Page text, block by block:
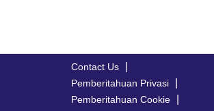
Contact Us
Pemberitahuan Privasi
Pemberitahuan Cookie